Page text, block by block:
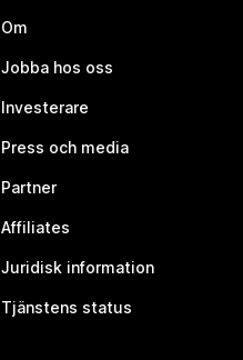
Om
Jobba hos oss
Investerare
Press och media
Partner
Affiliates
Juridisk information
Tjänstens status